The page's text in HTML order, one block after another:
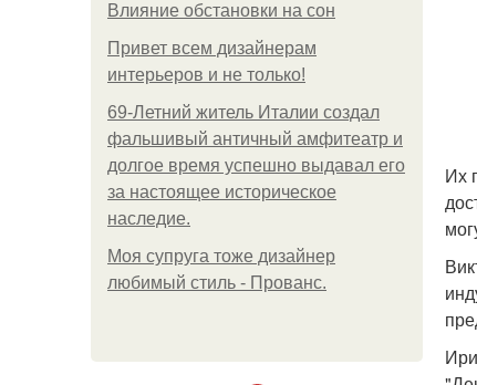
Влияние обстановки на сон
Привет всем дизайнерам
интерьеров и не только!
69-Летний житель Италии создал
фальшивый античный амфитеатр и
долгое время успешно выдавал его
за настоящее историческое
наследие.
Моя супруга тоже дизайнер
любимый стиль - Прованс.
Их